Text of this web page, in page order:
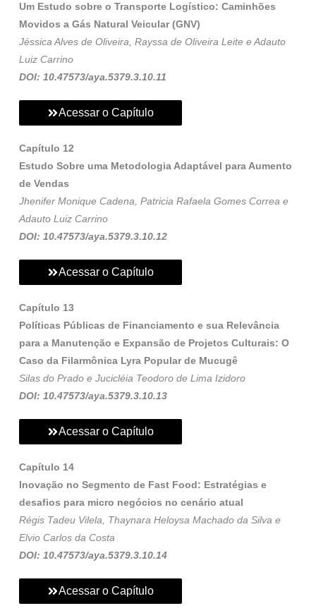
Um Estudo sobre o Transporte Logístico: Caminhões
Movidos a Gás Natural Veicular (GNV)
Jéssica Alves de Oliveira, Rayssa de Oliveira Leite e Adauto
Luiz Carrino
DOI: 10.47573/aya.5379.3.10.11
Acessar o Capítulo
Capítulo 12
Estudo Sobre uma Metodologia Adaptável para Aumento
de Vendas
Jhenifer Monique Cadena, Patricia Rafaela Gomes Correa e
Adauto Luiz Carrino
DOI: 10.47573/aya.5379.3.10.12
Acessar o Capítulo
Capítulo 13
Políticas Públicas de Financiamento e sua Relevância
para a Manutenção e Expansão de Projetos Culturais: O
Caso da Filarmônica Lyra Popular de Mucugê
Silas do Prado e Jucicléia Teodoro de Lima Izidoro
DOI: 10.47573/aya.5379.3.10.13
Acessar o Capítulo
Capítulo 14
Inovação no Segmento de Fast Food: Estratégias e
desafios para micro negócios no cenário atual
Régis Tadeu Vilela, Thaynara Heloysa Machado da Silva e
Elvio Carlos da Costa
DOI: 10.47573/aya.5379.3.10.14
Acessar o Capítulo